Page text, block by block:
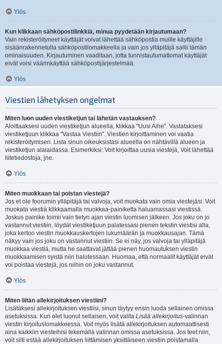
Ylös
Kun klikkaan sähköpostilinkkiä, minua pyydetään kirjautumaan?
Vain rekisteröityneet käyttäjät voivat lähettää sähköpostia muille käyttäjille
sisäänrakennetulla sähköpostilomakkeella ja vain jos ylläpitäjä sallii tämän
ominaisuuden. Kirjautuminen vaaditaan, jotta tunnistautumattomat käyttäjät
eivät voisi väärinkäyttää sähköpostijärjestelmää.
Ylös
Viestien lähetyksen ongelmat
Miten luon uuden viestiketjun tai lähetän vastauksen?
Aloittaaksesi uuden viestiketjun alueella, klikkaa "Uusi Aihe". Vastataksesi
viestiketjuun klikkaa "Vastaa Viestiin". Viestien kirjoittaminen voi vaatia
rekisteröitymisen. Lista sinun oikeuksistasi alueella on nähtävillä alueen ja
viestiketjun alalaidassa. Esimerkiksi: Voit kirjoittaa uusia viestejä, Voit lähettää
liitetiedostoja, jne.
Ylös
Miten muokkaan tai poistan viestejä?
Jos et ole foorumin ylläpitäjä tai valvoja, voit muokata vain omia viestejäsi. Voit
muokata viestiä klikkaamalla muokkaa-painiketta haluamassasi viestissä.
Joskus painike toimii vain tietyn ajan viestin luomisen jälkeen. Jos joku on jo
vastannut viestiin, löydät viestiketjuun palatessasi pienen tekstin viestisi alla,
joka kertoo viestin muokkauskertojen lukumäärän ja muokkausajan. Tämä
näkyy vain jos joku on vastannut viestiin. Se ei näy, jos valvoja tai ylläpitäjä
muokkaa viestiä, mutta he saattavat jättää pienen huomautuksen viestin
muokkaamisen syistä niin halutessaan. Huomaa, että normaalit käyttäjät eivät
voi poistaa viestejä, jos niihin on joku vastannut.
Ylös
Miten liitän allekirjoituksen viestiini?
Lisätäksesi allekirjoituksen viestiisi, sinun täytyy ensin luoda sellainen omissa
asetuksissa. Kun olet luonut sellaisen, voit valita Lisää allekirjoitus-valinnan
viestin kirjoituslomakkeessa. Voit myös lisätä allekirjoituksen automaattisesti
aina kaikkiin viesteihisi tekemällä valinnan omissa asetuksissa. Jos teet niin,
voit silti estää allekirjoituksen liittämisen yksittäiseen viestiin poistamalla